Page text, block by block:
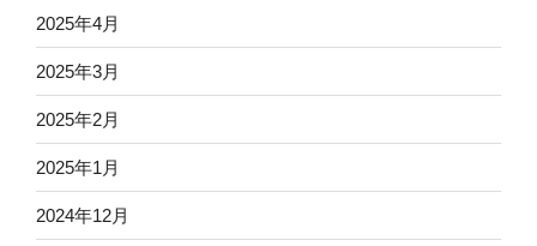
2025年4月
2025年3月
2025年2月
2025年1月
2024年12月